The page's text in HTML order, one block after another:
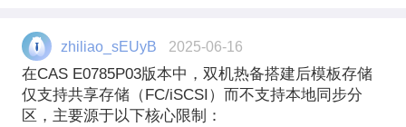
zhiliao_sEUyB 2025-06-16
在CAS E0785P03版本中，双机热备搭建后模板存储
仅支持共享存储（FC/iSCSI）而不支持本地同步分
区 ，主要源于以下核心限制：